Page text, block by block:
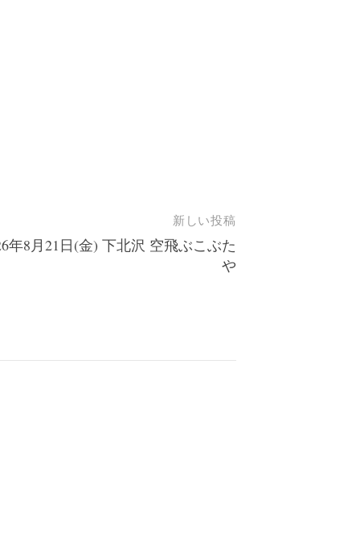
新しい投稿
年8月21日(金) 下北沢 空飛ぶこぶた
や